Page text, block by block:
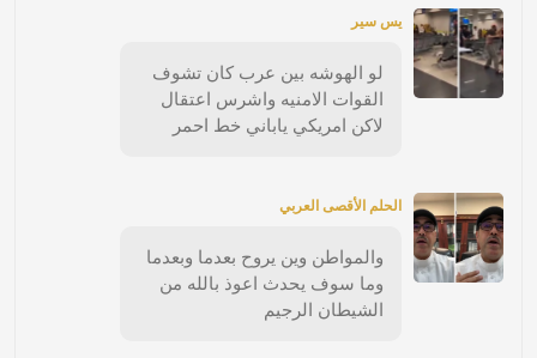
يس سير
لو الهوشه بين عرب كان تشوف
القوات الامنيه واشرس اعتقال
لاكن امريكي ياباني خط احمر
الحلم الأقصى العربي
والمواطن وين يروح بعدما وبعدما
وما سوف يحدث اعوذ بالله من
الشيطان الرجيم